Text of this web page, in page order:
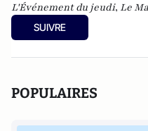
L'Événement du jeudi, Le
SUIVRE
POPULAIRES